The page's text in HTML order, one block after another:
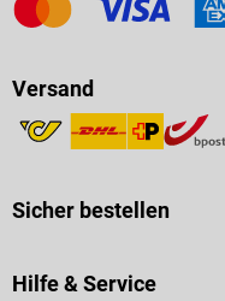
Versand
Sicher bestellen
Hilfe & Service